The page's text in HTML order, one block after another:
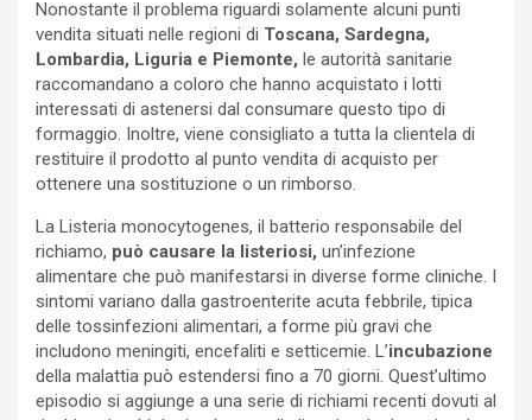
Nonostante il problema riguardi solamente alcuni punti
vendita situati nelle regioni di Toscana, Sardegna,
Lombardia, Liguria e Piemonte, le autorità sanitarie
raccomandano a coloro che hanno acquistato i lotti
interessati di astenersi dal consumare questo tipo di
formaggio. Inoltre, viene consigliato a tutta la clientela di
restituire il prodotto al punto vendita di acquisto per
ottenere una sostituzione o un rimborso.
La Listeria monocytogenes, il batterio responsabile del
richiamo, può causare la listeriosi, un’infezione
alimentare che può manifestarsi in diverse forme cliniche. I
sintomi variano dalla gastroenterite acuta febbrile, tipica
delle tossinfezioni alimentari, a forme più gravi che
includono meningiti, encefaliti e setticemie. L’incubazione
della malattia può estendersi fino a 70 giorni. Quest’ultimo
episodio si aggiunge a una serie di richiami recenti dovuti al